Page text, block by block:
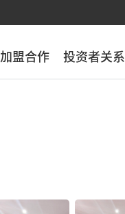
加盟合作 投资者关系
加盟合作 投资者关系